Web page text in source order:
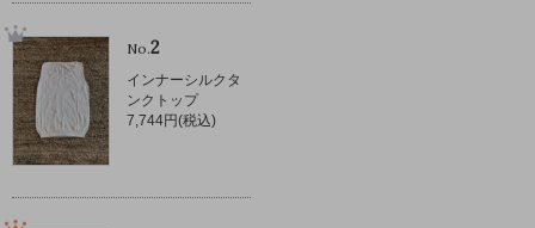
No.2
インナーシルクタ
ンクトップ
7,744円(税込)